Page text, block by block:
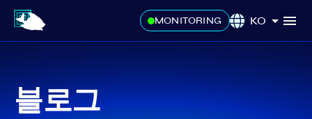
MONITORING KO
블로그